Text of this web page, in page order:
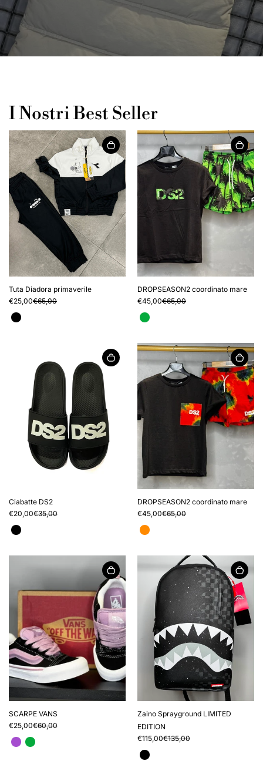
I Nostri Best Seller
Tuta Diadora primaverile
€25,00€65,00
DROPSEASON2 coordinato mare
€45,00€65,00
Ciabatte DS2
€20,00€35,00
DROPSEASON2 coordinato mare
€45,00€65,00
SCARPE VANS
€25,00€60,00
Zaino Sprayground LIMITED
EDITION
€115,00€135,00